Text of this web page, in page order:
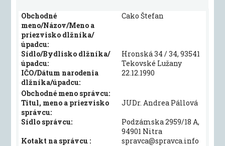
Obchodné
meno/Názov/Meno a
priezvisko dlžníka/
úpadcu:
Cako Štefan
Sídlo/Bydlisko dlžníka/
úpadcu:
Hronská 34 / 34, 93541
Tekovské Lužany
IČO/Dátum narodenia
dlžníka/úpadcu:
22.12.1990
Obchodné meno správcu:
Titul, meno a priezvisko
správcu:
JUDr. Andrea Pállová
Sídlo správcu:
Podzámska 2959/18 A,
94901 Nitra
Kotakt na správcu :
spravca@spravca.info